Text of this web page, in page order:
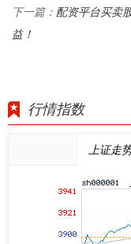
下一篇： 配资平台买卖
益！
行情指数
上证走